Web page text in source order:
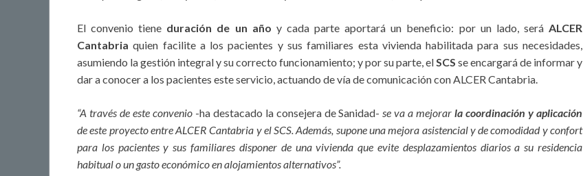
El convenio tiene duración de un año y cada parte aportará un beneficio: por un lado, seráALCER
Cantabria quien facilite a los pacientes y sus familiares esta vivienda habilitada para sus necesidades,
asumiendo la gestión integral y su correcto funcionamiento; y por su parte, elSCS se encargará de informar y
dar a conocer a los pacientes este servicio, actuando de vía de comunicación con ALCER Cantabria.
“A través de este convenio -ha destacado la consejera de Sanidad- se va a mejorarla coordinación y aplicación
de este proyecto entre ALCER Cantabria y el SCS. Además, supone una mejora asistencial y de comodidad y confort
para los pacientes y sus familiares disponer de una vivienda que evite desplazamientos diarios a su residencia
habitual o un gasto económico en alojamientos alternativos”.